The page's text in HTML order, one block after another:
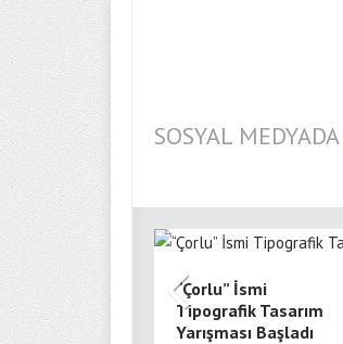
SOSYAL MEDYADA
“Çorlu” İsmi
Tipografik Tasarım
Yarışması Başladı